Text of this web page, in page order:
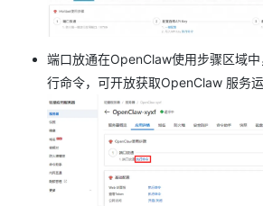
端口放通在OpenClaw使用步骤区域
行命令，可开放获取OpenClaw 服务运